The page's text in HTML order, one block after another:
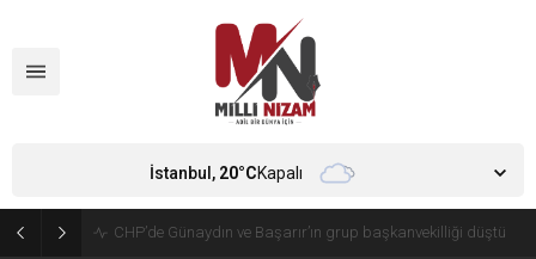
CHP’de Günaydın ve Başarır’ın grup başkanvekilliği düştü
İstanbul, 20°CKapalı